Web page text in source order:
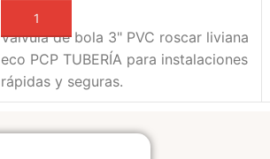
AÑADIR A LA CESTA
Válvula de bola 3" PVC roscar liviana
eco PCP TUBERÍA para instalaciones
rápidas y seguras.